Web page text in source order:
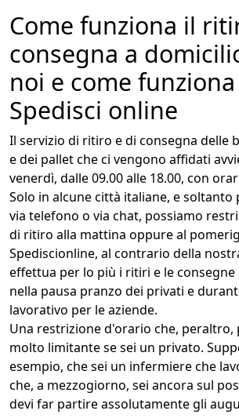
Come funziona il
consegna a
noi e come
Spedisci online
Il servizio di ritiro e di consegna delle
e dei pallet che ci vengono affidati
venerdì, dalle 09.00 alle 18.00, con
Solo in alcune città italiane, e soltanto
via telefono o via chat, possiamo
di ritiro alla mattina oppure al
Spediscionline, al contrario della
effettua per lo più i ritiri e le consegne
nella pausa pranzo dei privati e
lavorativo per le aziende.
Una restrizione d'orario che, peraltro,
molto limitante se sei un privato.
esempio, che sei un infermiere che
che, a mezzogiorno, sei ancora sul
devi far partire assolutamente gli